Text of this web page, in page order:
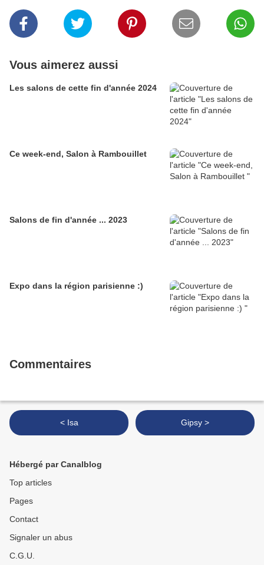
Vous aimerez aussi
Les salons de cette fin d'année 2024
Ce week-end, Salon à Rambouillet
Salons de fin d'année ... 2023
Expo dans la région parisienne :)
Commentaires
< Isa Gipsy >
Hébergé par Canalblog
Top articles
Pages
Contact
Signaler un abus
C.G.U.